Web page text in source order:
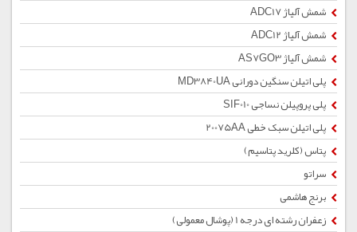
شمش آلیاژ ADC17
شمش آلیاژ ADC12
شمش آلیاژ AS7GO3
پلی اتیلن سنگین دورانی MD3840UA
پلی پروپیلن نساجی SIF010
پلی اتیلن سبک خطی 20075AA
پتاس (کلرید پتاسیم)
سراتو
برنج هاشمی
زعفران رشته ای درجه 1 (پوشال معمولی)